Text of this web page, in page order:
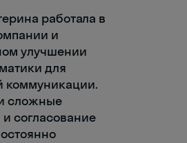
работала в
и
улучшении
для
коммуникации.
сложные
согласование